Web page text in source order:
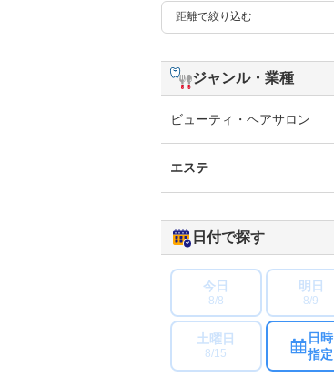
ジャンル・業種
ビューティ・ヘアサロン
エステ
日付で探す
今日
8/8
明日
8/9
土曜日
8/15
日時
指定